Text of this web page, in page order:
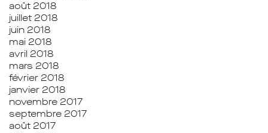
août 2018
juillet 2018
juin 2018
mai 2018
avril 2018
mars 2018
février 2018
janvier 2018
novembre 2017
septembre 2017
août 2017